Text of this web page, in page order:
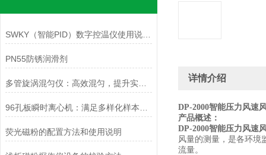
SWKY（智能PID）数字控温仪使用说明书
PN55防锈润滑剂
荧光磁粉的配置方法和使用说明
详情介绍
DP-2000智能压力风速
产品概述：
DP-2000智能压力风速
风量的测量，是各环境
流量。